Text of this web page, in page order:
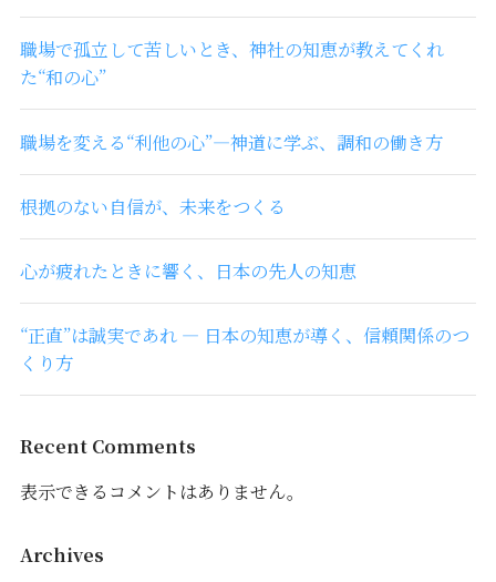
職場で孤立して苦しいとき、神社の知恵が教えてくれ
た“和の心”
職場を変える“利他の心”―神道に学ぶ、調和の働き方
根拠のない自信が、未来をつくる
心が疲れたときに響く、日本の先人の知恵
“正直”は誠実であれ ― 日本の知恵が導く、信頼関係のつ
くり方
Recent Comments
表示できるコメントはありません。
Archives